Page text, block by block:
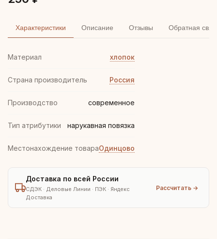
Характеристики Описание Отзывы Обратная
Материал хлопок
Страна производитель Россия
Производство современное
Тип атрибутики нарукавная повязка
Местонахождение товараОдинцово
Доставка по всей России
СДЭК · Деловые Линии · ПЭК · Яндекс
Доставка
Рассчитать →